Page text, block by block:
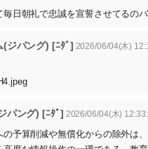
日朝礼で忠誠を宣誓させてるの
ジパング) [ﾆﾀﾞ] 2026/06/04(木)
パング) [ﾆﾀﾞ] 2026/06/04(木)
の予算削減や無償化からの除外は